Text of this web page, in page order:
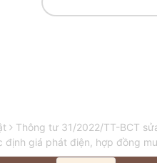
Thông tư 31/2022/TT-BCT
giá phát điện, hợp đồng